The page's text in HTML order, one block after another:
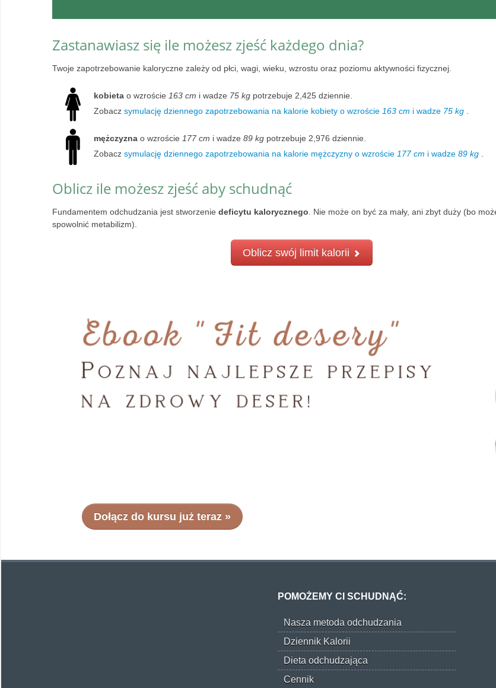
Zastanawiasz się ile możesz zjeść każdego dnia?
Twoje zapotrzebowanie kaloryczne zależy od płci, wagi, wieku, wzrostu oraz poziomu aktywności fizycznej.
kobieta o wzroście 163 cm i wadze 75 kg potrzebuje 2,425 dziennie.
Zobacz symulację dziennego zapotrzebowania na kalorie kobiety o wzroście 163 cm i wadze 75 kg
mężczyzna o wzroście 177 cm i wadze 89 kg potrzebuje 2,976 dziennie.
Zobacz symulację dziennego zapotrzebowania na kalorie mężczyzny o wzroście 177 cm i wadze 89 kg
Oblicz ile możesz zjeść aby schudnąć
Fundamentem odchudzania jest stworzenie deficytu kalorycznego . Nie może on być za mały, ani zbyt duży (bo
spowolnić metabilizm).
Oblicz swój limit kalorii
Dołącz do kursu już teraz »
POMOŻEMY CI SCHUDNĄĆ:
Nasza metoda odchudzania
Dziennik Kalorii
Dieta odchudzająca
Cennik